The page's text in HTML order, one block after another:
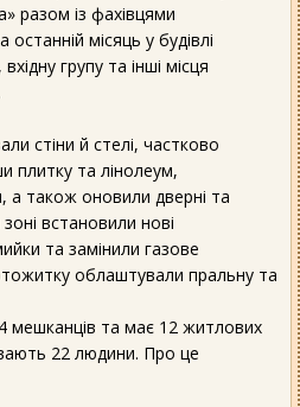
разом із фахівцями
місяць у будівлі
групу та інші місця
стіни й стелі, частково
плитку та лінолеум,
а також оновили дверні та
зоні встановили нові
та замінили газове
облаштували пральну та
мешканців та має 12 житлових
22 людини. Про це